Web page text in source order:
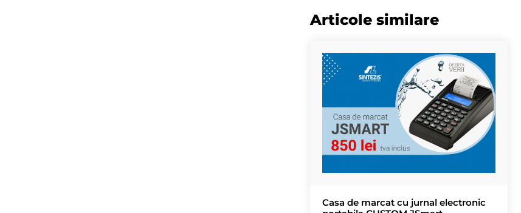
Articole similare
Casa de marcat cu jurnal electronic